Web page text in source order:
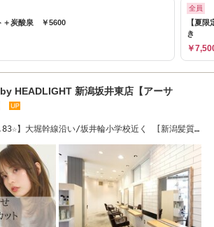
＋炭酸泉 ￥5600
全員
【夏
き
￥
HEADLIGHT 新潟坂井東店【アーサ
】大堀幹線沿い/坂井輪小学校近く [新潟髪質改